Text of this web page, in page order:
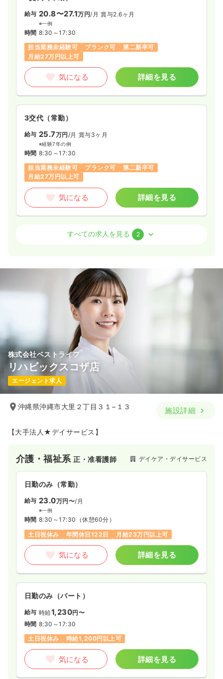
給与 20.8〜27.1万円/月 賞与2.6ヶ月
※一例
時間 8:30～17:30
担当業務未経験可
ブランク可
第二新卒可
月給27万円以上可
気になる 詳細を見る
3交代（常勤）
給与 25.7万円 /月 賞与3ヶ月
※経験7年の例
時間 8:30～17:30
担当業務未経験可
ブランク可
第二新卒可
月給27万円以上可
気になる 詳細を見る
正看護師 / 管理職
賞与3ヶ月
※経験28年の例
時間 8:30～17:30
月給39万円以上可
気になる
外来正・准看護師
日勤のみ（常勤）
給与 21.5万円 /月 賞与2回
※経験7年の例
日祝休み
月給23万円以上可
気になる 詳細を見る
すべての求人を見る 2
株式会社ベストライフ
リハビックスコザ店
エージェント求人
沖縄県沖縄市大里２丁目３１−１３ 施設詳細
【大手法人★デイサービス】
介護・福祉系正・准看護師 デイケア・デイサービス
日勤のみ（常勤）
給与 23.0万円〜/月
※一例
時間 8:30～17:30 （休憩60分）
土日祝休み
年間休日122日 月給23万円以上可
気になる 詳細を見る
日勤のみ（パート）
給与 時給1,230円〜
時間 8:30～17:30
土日祝休み
時給1,200円以上可
気になる 詳細を見る